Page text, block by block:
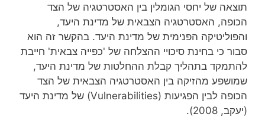
תוצאה של יחסי הגומלין בין האסטרטגיה של הצד
הכופה, האסטרטגיה הצבאית של מדינת היעד,
והפוליטיקה הפנימית של מדינת היעד. בהקשר זה הוא
סבור כי בחינת סיכויי ההצלחה של 'כפייה צבאית' חייבת
להתמקד בתהליך קבלת ההחלטות של מדינת היעד,
שמושפע מהזיקה בין האסטרטגיה הצבאית של הצד
הכופה לבין הפגיעות (Vulnerabilities) של מדינת היעד
(יעקב, 2008).